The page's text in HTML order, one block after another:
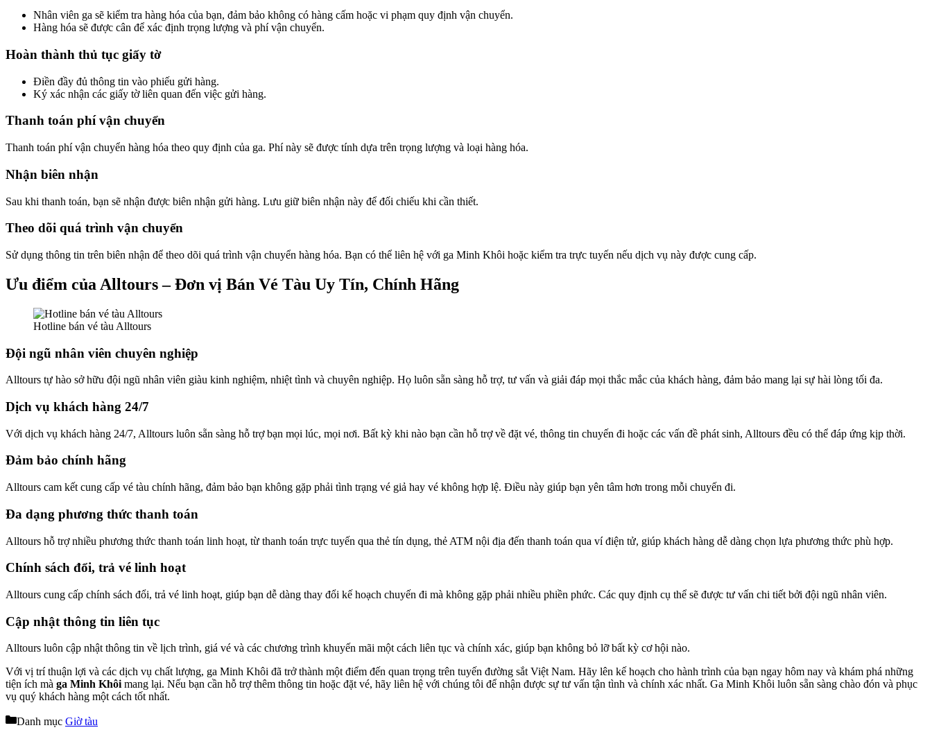
Nhân viên ga sẽ kiểm tra hàng hóa của bạn, đảm bảo không có hàng cấm hoặc vi phạm quy định vận chuyển.
Hàng hóa sẽ được cân để xác định trọng lượng và phí vận chuyển.
Hoàn thành thủ tục giấy tờ
Điền đầy đủ thông tin vào phiếu gửi hàng.
Ký xác nhận các giấy tờ liên quan đến việc gửi hàng.
Thanh toán phí vận chuyển
Thanh toán phí vận chuyển hàng hóa theo quy định của ga. Phí này sẽ được tính dựa trên trọng lượng và loại hàng hóa.
Nhận biên nhận
Sau khi thanh toán, bạn sẽ nhận được biên nhận gửi hàng. Lưu giữ biên nhận này để đối chiếu khi cần thiết.
Theo dõi quá trình vận chuyển
Sử dụng thông tin trên biên nhận để theo dõi quá trình vận chuyển hàng hóa. Bạn có thể liên hệ với ga Minh Khôi hoặc kiểm tra trực tuyến nếu dịch vụ này được cung cấp.
Ưu điểm của Alltours – Đơn vị Bán Vé Tàu Uy Tín, Chính Hãng
Hotline bán vé tàu Alltours
Đội ngũ nhân viên chuyên nghiệp
Alltours tự hào sở hữu đội ngũ nhân viên giàu kinh nghiệm, nhiệt tình và chuyên nghiệp. Họ luôn sẵn sàng hỗ trợ, tư vấn và giải đáp mọi thắc mắc của khách hàng, đảm bảo mang lại sự hài lòng tối đa.
Dịch vụ khách hàng 24/7
Với dịch vụ khách hàng 24/7, Alltours luôn sẵn sàng hỗ trợ bạn mọi lúc, mọi nơi. Bất kỳ khi nào bạn cần hỗ trợ về đặt vé, thông tin chuyến đi hoặc các vấn đề phát sinh, Alltours đều có thể đáp ứng kịp thời.
Đảm bảo chính hãng
Alltours cam kết cung cấp vé tàu chính hãng, đảm bảo bạn không gặp phải tình trạng vé giả hay vé không hợp lệ. Điều này giúp bạn yên tâm hơn trong mỗi chuyến đi.
Đa dạng phương thức thanh toán
Alltours hỗ trợ nhiều phương thức thanh toán linh hoạt, từ thanh toán trực tuyến qua thẻ tín dụng, thẻ ATM nội địa đến thanh toán qua ví điện tử, giúp khách hàng dễ dàng chọn lựa phương thức phù hợp.
Chính sách đổi, trả vé linh hoạt
Alltours cung cấp chính sách đổi, trả vé linh hoạt, giúp bạn dễ dàng thay đổi kế hoạch chuyến đi mà không gặp phải nhiều phiền phức. Các quy định cụ thể sẽ được tư vấn chi tiết bởi đội ngũ nhân viên.
Cập nhật thông tin liên tục
Alltours luôn cập nhật thông tin về lịch trình, giá vé và các chương trình khuyến mãi một cách liên tục và chính xác, giúp bạn không bỏ lỡ bất kỳ cơ hội nào.
Với vị trí thuận lợi và các dịch vụ chất lượng, ga Minh Khôi đã trở thành một điểm đến quan trọng trên tuyến đường sắt Việt Nam. Hãy lên kế hoạch cho hành trình của bạn ngay hôm nay và khám phá những
tiện ích mà ga Minh Khôimang lại. Nếu bạn cần hỗ trợ thêm thông tin hoặc đặt vé, hãy liên hệ với chúng tôi để nhận được sự tư vấn tận tình và chính xác nhất. Ga Minh Khôi luôn sẵn sàng chào đón và phục
vụ quý khách hàng một cách tốt nhất.
Danh mục Giờ tàu